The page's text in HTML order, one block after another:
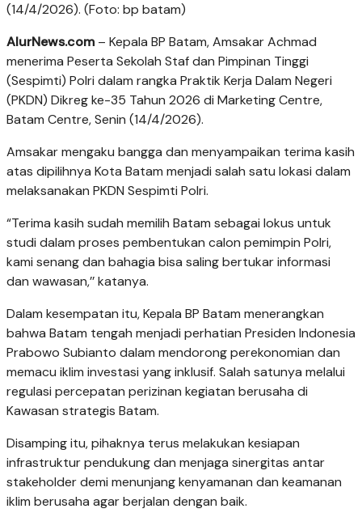
(14/4/2026). (Foto: bp batam)
AlurNews.com – Kepala BP Batam, Amsakar Achmad
menerima Peserta Sekolah Staf dan Pimpinan Tinggi
(Sespimti) Polri dalam rangka Praktik Kerja Dalam Negeri
(PKDN) Dikreg ke-35 Tahun 2026 di Marketing Centre,
Batam Centre, Senin (14/4/2026).
Amsakar mengaku bangga dan menyampaikan terima kasih
atas dipilihnya Kota Batam menjadi salah satu lokasi dalam
melaksanakan PKDN Sespimti Polri.
“Terima kasih sudah memilih Batam sebagai lokus untuk
studi dalam proses pembentukan calon pemimpin Polri,
kami senang dan bahagia bisa saling bertukar informasi
dan wawasan,’’ katanya.
Dalam kesempatan itu, Kepala BP Batam menerangkan
bahwa Batam tengah menjadi perhatian Presiden Indonesia
Prabowo Subianto dalam mendorong perekonomian dan
memacu iklim investasi yang inklusif. Salah satunya melalui
regulasi percepatan perizinan kegiatan berusaha di
Kawasan strategis Batam.
Disamping itu, pihaknya terus melakukan kesiapan
infrastruktur pendukung dan menjaga sinergitas antar
stakeholder demi menunjang kenyamanan dan keamanan
iklim berusaha agar berjalan dengan baik.